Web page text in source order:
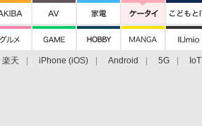
楽天 iPhone (iOS) Android 5G IoT